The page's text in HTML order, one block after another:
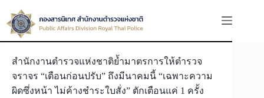
to
content
สำนักงานตำรวจแห่งชาติย้ำมาตรการให้ตำรวจ
จราจร “เตือนก่อนปรับ” ถึงมีนาคมนี้ “เฉพาะความ
ผิดซึ่งหน้า ไม่ค้างชำระใบสั่ง” ตักเตือนแค่ 1 ครั้ง